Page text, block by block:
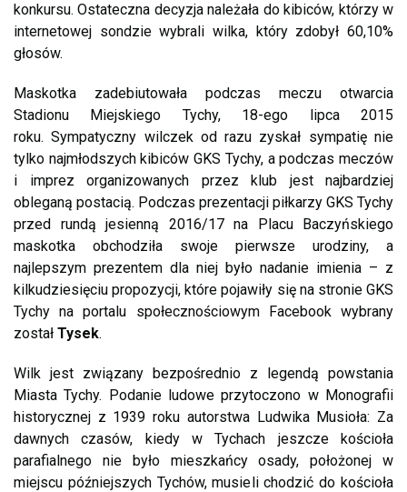
konkursu. Ostateczna decyzja należała do kibiców, którzy w
internetowej sondzie wybrali wilka, który zdobył 60,10%
głosów.
Maskotka zadebiutowała podczas meczu otwarcia
Stadionu Miejskiego Tychy, 18-ego lipca 2015
roku. Sympatyczny wilczek od razu zyskał sympatię nie
tylko najmłodszych kibiców GKS Tychy, a podczas meczów
i imprez organizowanych przez klub jest najbardziej
obleganą postacią. Podczas prezentacji piłkarzy GKS Tychy
przed rundą jesienną 2016/17 na Placu Baczyńskiego
maskotka obchodziła swoje pierwsze urodziny, a
najlepszym prezentem dla niej było nadanie imienia – z
kilkudziesięciu propozycji, które pojawiły się na stronie GKS
Tychy na portalu społecznościowym Facebook wybrany
został Tysek.
Wilk jest związany bezpośrednio z legendą powstania
Miasta Tychy. Podanie ludowe przytoczono w Monografii
historycznej z 1939 roku autorstwa Ludwika Musioła: Za
dawnych czasów, kiedy w Tychach jeszcze kościoła
parafialnego nie było mieszkańcy osady, położonej w
miejscu późniejszych Tychów, musieli chodzić do kościoła